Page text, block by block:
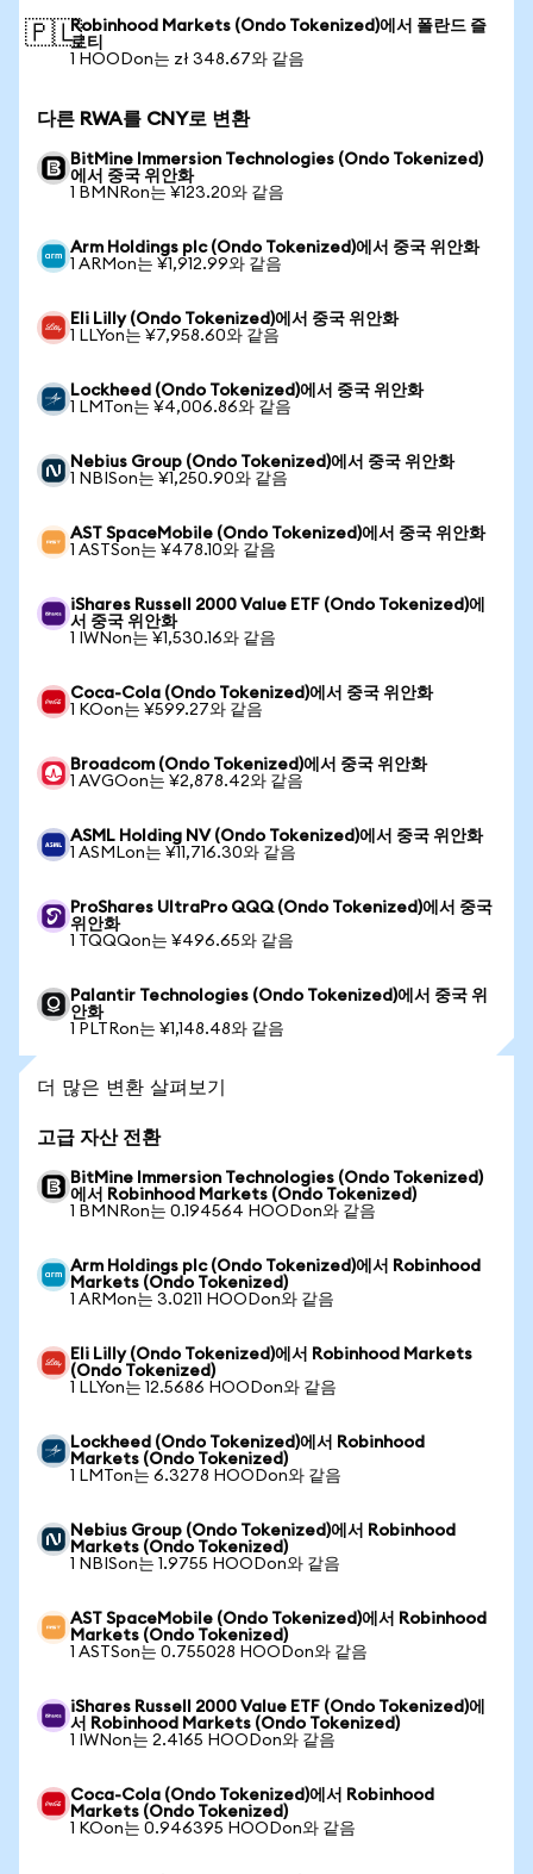
🇵🇱Robinhood Markets (Ondo Tokenized)에서 폴란드 즐
로티
1 HOODon는 zł 348.67와 같음
다른 RWA를 CNY로 변환
BitMine Immersion Technologies (Ondo Tokenized)
에서 중국 위안화
1 BMNRon는 ¥123.20와 같음
Arm Holdings plc (Ondo Tokenized)에서 중국 위안화
1 ARMon는 ¥1,912.99와 같음
Eli Lilly (Ondo Tokenized)에서 중국 위안화
1 LLYon는 ¥7,958.60와 같음
Lockheed (Ondo Tokenized)에서 중국 위안화
1 LMTon는 ¥4,006.86와 같음
Nebius Group (Ondo Tokenized)에서 중국 위안화
1 NBISon는 ¥1,250.90와 같음
AST SpaceMobile (Ondo Tokenized)에서 중국 위안화
1 ASTSon는 ¥478.10와 같음
iShares Russell 2000 Value ETF (Ondo Tokenized)에
서 중국 위안화
1 IWNon는 ¥1,530.16와 같음
Coca-Cola (Ondo Tokenized)에서 중국 위안화
1 KOon는 ¥599.27와 같음
Broadcom (Ondo Tokenized)에서 중국 위안화
1 AVGOon는 ¥2,878.42와 같음
ASML Holding NV (Ondo Tokenized)에서 중국 위안화
1 ASMLon는 ¥11,716.30와 같음
ProShares UltraPro QQQ (Ondo Tokenized)에서 중국
위안화
1 TQQQon는 ¥496.65와 같음
Palantir Technologies (Ondo Tokenized)에서 중국 위
안화
1 PLTRon는 ¥1,148.48와 같음
더 많은 변환 살펴보기
고급 자산 전환
BitMine Immersion Technologies (Ondo Tokenized)
에서 Robinhood Markets (Ondo Tokenized)
1 BMNRon는 0.194564 HOODon와 같음
Arm Holdings plc (Ondo Tokenized)에서 Robinhood
Markets (Ondo Tokenized)
1 ARMon는 3.0211 HOODon와 같음
Eli Lilly (Ondo Tokenized)에서 Robinhood Markets
(Ondo Tokenized)
1 LLYon는 12.5686 HOODon와 같음
Lockheed (Ondo Tokenized)에서 Robinhood
Markets (Ondo Tokenized)
1 LMTon는 6.3278 HOODon와 같음
Nebius Group (Ondo Tokenized)에서 Robinhood
Markets (Ondo Tokenized)
1 NBISon는 1.9755 HOODon와 같음
AST SpaceMobile (Ondo Tokenized)에서 Robinhood
Markets (Ondo Tokenized)
1 ASTSon는 0.755028 HOODon와 같음
iShares Russell 2000 Value ETF (Ondo Tokenized)에
서 Robinhood Markets (Ondo Tokenized)
1 IWNon는 2.4165 HOODon와 같음
Coca-Cola (Ondo Tokenized)에서 Robinhood
Markets (Ondo Tokenized)
1 KOon는 0.946395 HOODon와 같음